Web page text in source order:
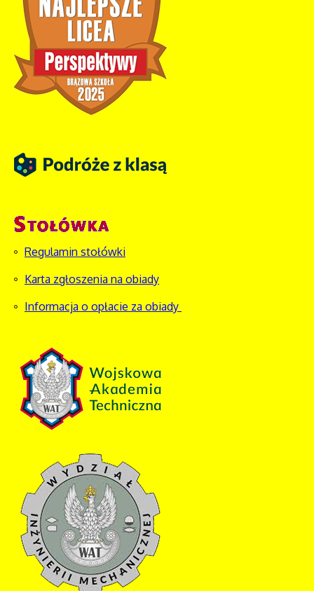
Regulamin stołówki
Karta zgłoszenia na obiady
Informacja o opłacie za obiady